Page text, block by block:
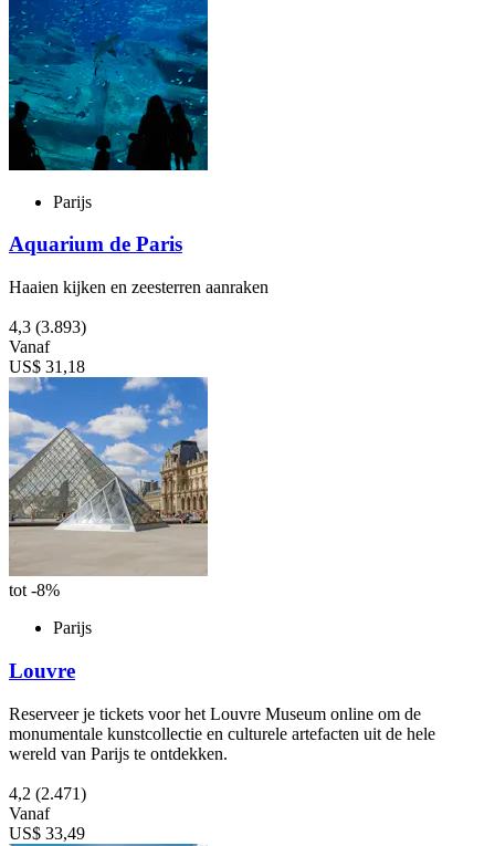
Parijs
Aquarium de Paris
Haaien kijken en zeesterren aanraken
4,3 (3.893)
Vanaf
US$ 31,18
tot -8%
Parijs
Louvre
Reserveer je tickets voor het Louvre Museum online om de
monumentale kunstcollectie en culturele artefacten uit de hele
wereld van Parijs te ontdekken.
4,2 (2.471)
Vanaf
US$ 33,49